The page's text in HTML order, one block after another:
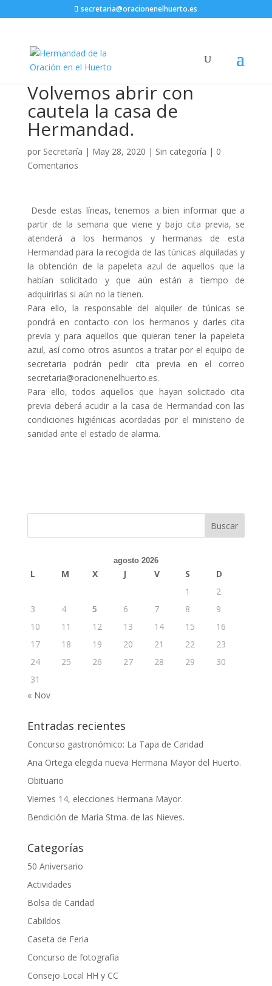
secretaria@oracionenelhuerto.es
Volvemos abrir con
cautela la casa de
Hermandad.
por Secretaría | May 28, 2020 | Sin categoría | 0
Comentarios
Desde estas líneas, tenemos a bien informar que a
partir de la semana que viene y bajo cita previa, se
atenderá a los hermanos y hermanas de esta
Hermandad para la recogida de las túnicas alquiladas y
la obtención de la papeleta azul de aquellos que la
habían solicitado y que aún están a tiempo de
adquirirlas si aún no la tienen.
Para ello, la responsable del alquiler de túnicas se
pondrá en contacto con los hermanos y darles cita
previa y para aquellos que quieran tener la papeleta
azul, así como otros asuntos a tratar por el equipo de
secretaria podrán pedir cita previa en el correo
secretaria@oracionenelhuerto.es.
Para ello, todos aquellos que hayan solicitado cita
previa deberá acudir a la casa de Hermandad con las
condiciones higiénicas acordadas por el ministerio de
sanidad ante el estado de alarma.
agosto 2026
L M X J V S
D
1
2
3
4 5 6 7 8
9
10
11 12 13 14 15
16
17
18 19 20 21 22
23
24
25 26 27 28 29
30
31
« Nov
Entradas recientes
Concurso gastronómico: La Tapa de Caridad
Ana Ortega elegida nueva Hermana Mayor del Huerto.
Obituario
Viernes 14, elecciones Hermana Mayor.
Bendición de María Stma. de las Nieves.
Categorías
50 Aniversario
Actividades
Bolsa de Caridad
Cabildos
Caseta de Feria
Concurso de fotografía
Consejo Local HH y CC